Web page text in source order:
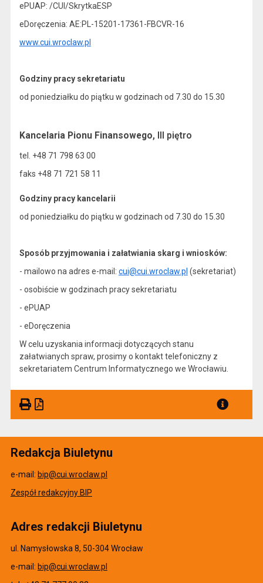
ePUAP: /CUI/SkrytkaESP
eDoręczenia: AE:PL-15201-17361-FBCVR-16
www.cui.wroclaw.pl
Godziny pracy sekretariatu
od poniedziałku do piątku w godzinach od 7.30 do 15.30
Kancelaria Pionu Finansowego, III piętro
tel. +48 71 798 63 00
faks +48 71 721 58 11
Godziny pracy kancelarii
od poniedziałku do piątku w godzinach od 7.30 do 15.30
Sposób przyjmowania i załatwiania skarg i wniosków:
- mailowo na adres e-mail: cui@cui.wroclaw.pl (sekretariat)
- osobiście w godzinach pracy sekretariatu
- ePUAP
- eDoręczenia
W celu uzyskania informacji dotyczących stanu
załatwianych spraw, prosimy o kontakt telefoniczny z
sekretariatem Centrum Informatycznego we Wrocławiu.
Redakcja Biuletynu
e-mail: bip@cui.wroclaw.pl
Zespół redakcyjny BIP
Adres redakcji Biuletynu
ul. Namysłowska 8, 50-304 Wrocław
e-mail: bip@cui.wroclaw.pl